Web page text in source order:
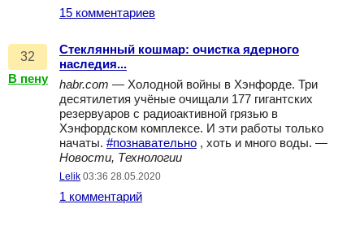
15 комментариев
32
В пену
Стеклянный кошмар: очистка ядерного
наследия...
habr.com — Холодной войны в Хэнфорде. Три
десятилетия учёные очищали 177 гигантских
резервуаров с радиоактивной грязью в
Хэнфордском комплексе. И эти работы только
начаты. #познавательно , хоть и много воды. —
Новости, Технологии
Lelik 03:36 28.05.2020
1 комментарий